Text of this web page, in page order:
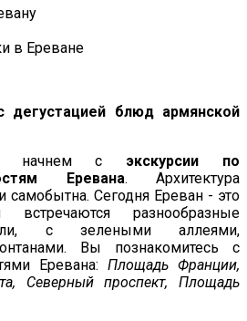
блюд армянской
с экскурсии по
Еревана. Архитектура
самобытна. Сегодня Ереван - это
разнообразные
с зелеными аллеями,
Вы познакомитесь с
Еревана: Площадь Франции,
Северный проспект, Площадь